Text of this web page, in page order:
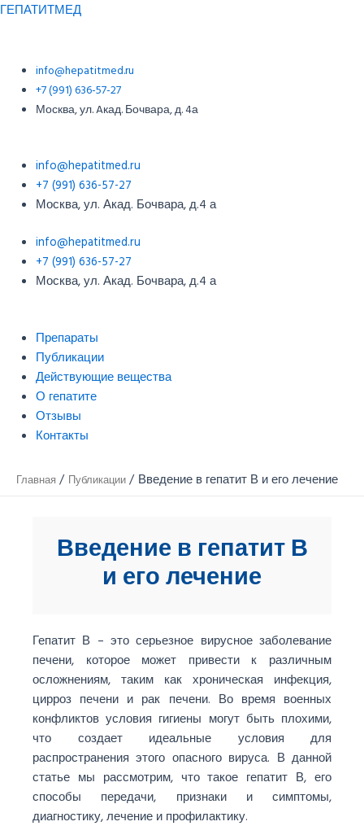
Перейти
ГЕПАТИТМЕД
info@hepatitmed.ru
+7 (991) 636-57-27
Москва, ул. Aкад. Бочвара, д. 4а
info@hepatitmed.ru
+7 (991) 636-57-27
Москва, ул. Акад. Бочвара, д.4 а
info@hepatitmed.ru
+7 (991) 636-57-27
Москва, ул. Акад. Бочвара, д.4 а
Препараты
Публикации
Действующие вещества
О гепатите
Отзывы
Контакты
Главная Публикации Введение в гепатит В и его лечение
Введение в гепатит В
и его лечение
Гепатит В – это серьезное вирусное заболевание
печени, которое может привести к различным
осложнениям, таким как хроническая инфекция,
цирроз печени и рак печени. Во время военных
конфликтов условия гигиены могут быть плохими,
что создает идеальные условия для
распространения этого опасного вируса. В данной
статье мы рассмотрим, что такое гепатит В, его
способы передачи, признаки и симптомы,
диагностику, лечение и профилактику.
Post
Меню
Меню